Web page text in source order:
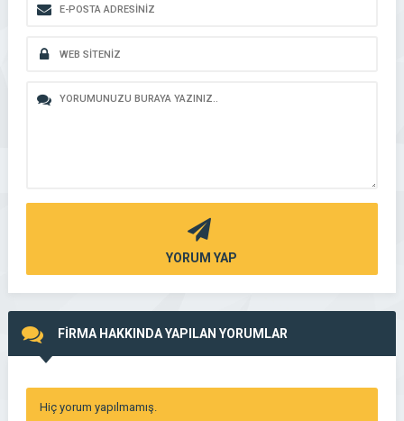
YORUM YAP
FİRMA HAKKINDA YAPILAN YORUMLAR
Hiç yorum yapılmamış.